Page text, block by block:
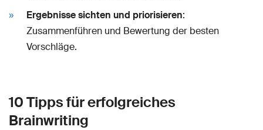
Ergebnisse sichten und priorisieren:
Zusammenführen und Bewertung der besten
Vorschläge.
10 Tipps für erfolgreiches
Brainwriting